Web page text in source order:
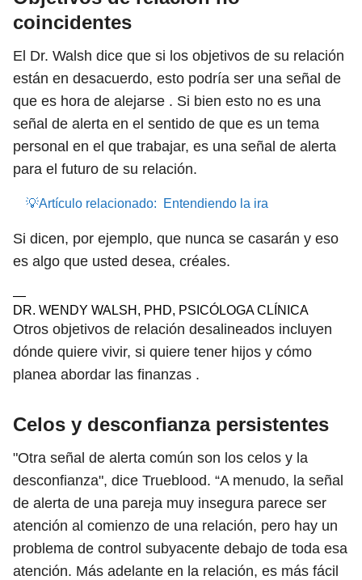
coincidentes
El Dr. Walsh dice que si los objetivos de su relación
están en desacuerdo, esto podría ser una señal de
que es hora de alejarse . Si bien esto no es una
señal de alerta en el sentido de que es un tema
personal en el que trabajar, es una señal de alerta
para el futuro de su relación.
💡Artículo relacionado: Entendiendo la ira
Si dicen, por ejemplo, que nunca se casarán y eso
es algo que usted desea, créales.
—
DR. WENDY WALSH, PHD, PSICÓLOGA CLÍNICA
Otros objetivos de relación desalineados incluyen
dónde quiere vivir, si quiere tener hijos y cómo
planea abordar las finanzas .
Celos y desconfianza persistentes
"Otra señal de alerta común son los celos y la
desconfianza", dice Trueblood. “A menudo, la señal
de alerta de una pareja muy insegura parece ser
atención al comienzo de una relación, pero hay un
problema de control subyacente debajo de toda esa
atención. Más adelante en la relación, es más fácil